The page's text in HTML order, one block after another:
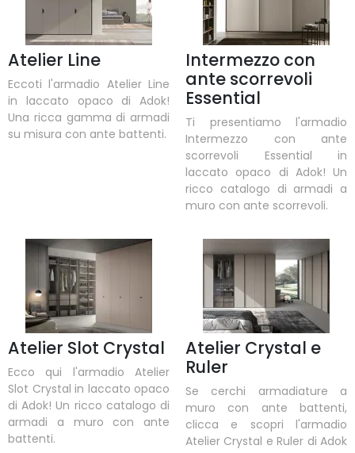
Atelier Line
Eccoti l'armadio Atelier Line
in laccato opaco di Adok!
Una ricca gamma di armadi
su misura con ante battenti.
Intermezzo con
ante scorrevoli
Essential
Ti presentiamo l'armadio
Intermezzo con ante
scorrevoli Essential in
laccato opaco di Adok! Un
ricco catalogo di armadi a
muro con ante scorrevoli.
Atelier Slot Crystal
Ecco qui l'armadio Atelier
Slot Crystal in laccato opaco
di Adok! Un ricco catalogo di
armadi a muro con ante
battenti.
Atelier Crystal e
Ruler
Se cerchi armadiature a
muro con ante battenti,
clicca e scopri l'armadio
Atelier Crystal e Ruler di Adok